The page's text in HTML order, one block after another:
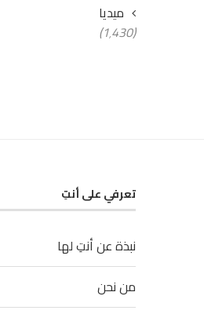
ميديا
(1٬430)
تعرفي على أنتِ
نبذة عن أنتِ لها
من نحن